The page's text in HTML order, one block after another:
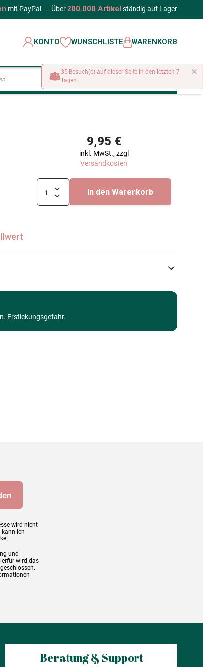
mit PayPal –Über 200.000 Artikel ständig auf Lager
KONTO WUNSCHLISTE WARENKORB
9,95 €
inkl. MwSt., zzgl
Versandkosten
In den Warenkorb
ab 6 Jahre (50 bis 100 Teile)
Erstickungsgefahr.
wird nicht
kann ich
und
wird das
Beratung & Support
×
35 Besuch(e) auf dieser Seite in den letzten 7
Tagen.